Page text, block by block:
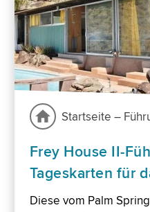
Startseite –
Frey House II-
Tageskarten für
Diese vom Palm